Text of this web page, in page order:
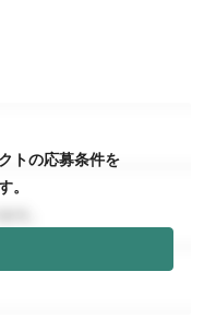
トの応募条件を
。